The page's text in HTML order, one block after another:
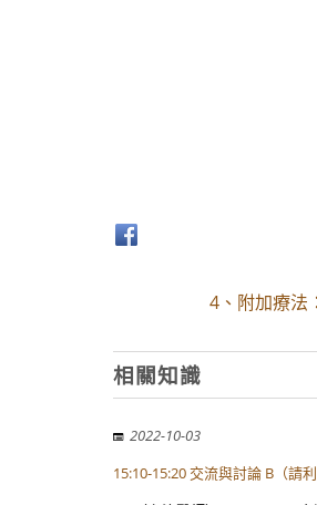
4、附加療法
相關知識
2022-10-03
15:10-15:20 交流與討論 B（請